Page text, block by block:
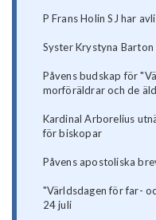
P Frans Holin SJ har
Syster Krystyna
Påvens budskap för
morföräldrar och de
Kardinal Arborelius
för biskopar
Påvens apostoliska
"Världsdagen för far-
24 juli